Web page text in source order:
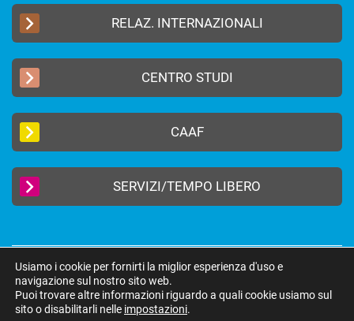
RELAZ. INTERNAZIONALI
CENTRO STUDI
CAAF
SERVIZI/TEMPO LIBERO
2019 © FEDERAZIONE AUTONOMA BANCARI ITALIANI –Privacy Policy
Cookie Policy
federazione@fabi.it
| Via Tevere 46, 00198 Roma | Tel 06 8415751 | Fax 06
Usiamo i cookie per fornirti la miglior esperienza d'uso e
navigazione sul nostro sito web.
Puoi trovare altre informazioni riguardo a quali cookie usiamo sul
sito o disabilitarli nelle impostazioni.